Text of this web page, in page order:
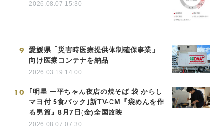
2026.08.07 15:30
9
愛媛県「災害時医療提供体制確保事業」
向け医療コンテナを納品
2026.03.19 14:00
10
｢明星 一平ちゃん夜店の焼そば 袋 からし
マヨ付 5食パック｣新TV-CM『袋めんを作
る男篇』8月7日(金)全国放映
2026.08.07 07:30